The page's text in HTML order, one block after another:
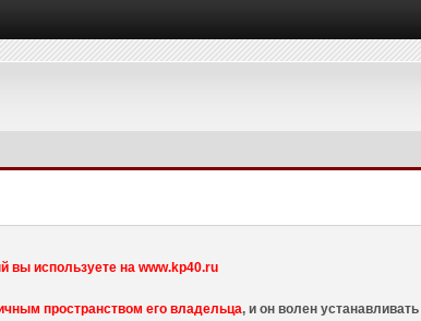
вы используете на www.kp40.ru
пространством его владельца, и он волен